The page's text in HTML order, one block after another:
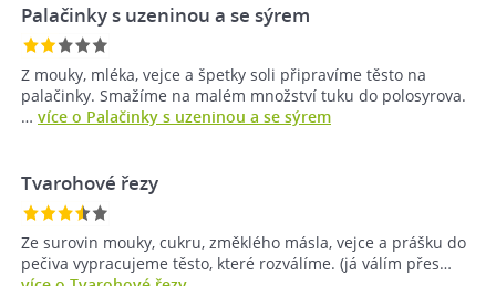
Palačinky s uzeninou a se sýrem
Z mouky, mléka, vejce a špetky soli připravíme těsto na
palačinky. Smažíme na malém množství tuku do polosyrova.
… více o Palačinky s uzeninou a se sýrem
Tvarohové řezy
Ze surovin mouky, cukru, změklého másla, vejce a prášku do
pečiva vypracujeme těsto, které rozválíme. (já válím přes…